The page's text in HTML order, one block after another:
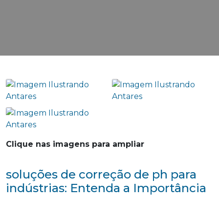
Clique nas imagens para ampliar
soluções de correção de ph para
indústrias: Entenda a Importância